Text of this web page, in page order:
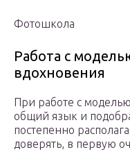
Фотошкола
Работа с
вдохновения
При работе с
общий язык и
постепенно
доверять, в первую